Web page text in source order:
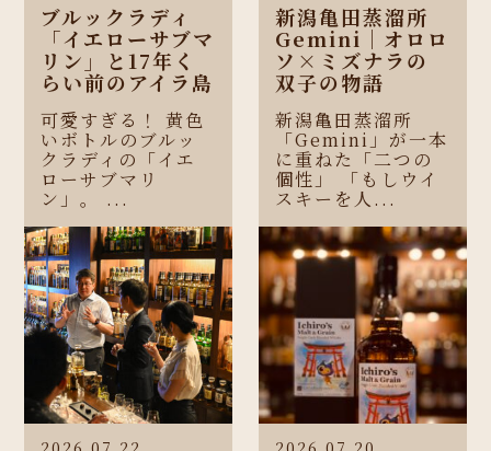
ブルックラディ
「イエローサブマ
リン」と17年く
らい前のアイラ島
可愛すぎる！ 黄色
いボトルのブルッ
クラディの「イエ
ローサブマリ
ン」。 ...
新潟亀田蒸溜所
Gemini｜オロロ
ソ×ミズナラの
双子の物語
新潟亀田蒸溜所
「Gemini」が一本
に重ねた「二つの
個性」 「もしウイ
スキーを人...